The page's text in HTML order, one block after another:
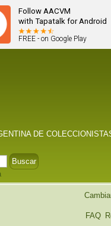
Follow AACVM
with Tapatalk for Android
FREE - on Google Play
DE
FAQ